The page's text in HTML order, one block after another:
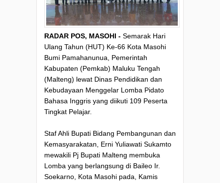
RADAR POS, MASOHI - Semarak Hari
Ulang Tahun (HUT) Ke-66 Kota Masohi
Bumi Pamahanunua, Pemerintah
Kabupaten (Pemkab) Maluku Tengah
(Malteng) lewat Dinas Pendidikan dan
Kebudayaan Menggelar Lomba Pidato
Bahasa Inggris yang diikuti 109 Peserta
Tingkat Pelajar.
Staf Ahli Bupati Bidang Pembangunan dan
Kemasyarakatan, Erni Yuliawati Sukamto
mewakili Pj Bupati Malteng membuka
Lomba yang berlangsung di Baileo Ir.
Soekarno, Kota Masohi pada, Kamis